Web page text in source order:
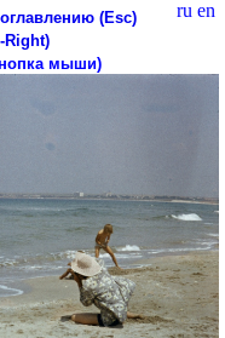
ru en
(Esc)
Right)
мыши)